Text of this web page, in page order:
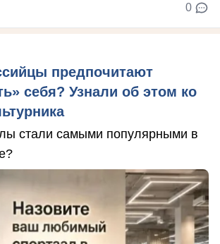
0
предпочитают
себя? Узнали об этом ко
стали самыми популярными в